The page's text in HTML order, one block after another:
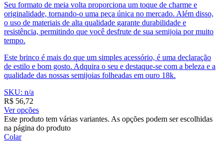
Seu formato de meia volta proporciona um toque de charme e
originalidade, tornando-o uma peça única no mercado. Além disso,
o uso de materiais de alta qualidade garante durabilidade e
resistência, permitindo que você desfrute de sua semijoia por muito
tempo.
Este brinco é mais do que um simples acessório, é uma declaração
de estilo e bom gosto. Adquira o seu e destaque-se com a beleza e a
qualidade das nossas semijoias folheadas em ouro 18k.
SKU: n/a
R$ 56,72
Ver opções
Este produto tem várias variantes. As opções podem ser escolhidas
na página do produto
Colar